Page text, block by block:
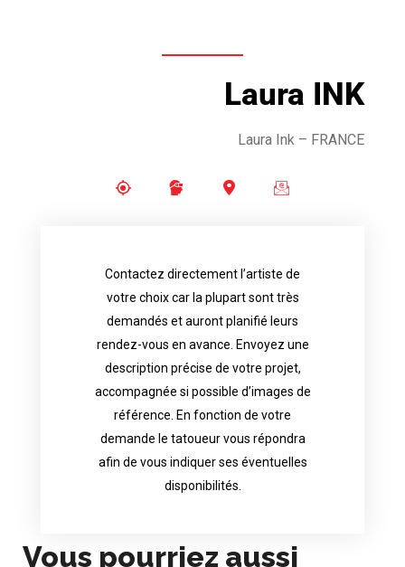
Laura INK
Laura Ink – FRANCE
Contactez directement l’artiste de
votre choix car la plupart sont très
demandés et auront planifié leurs
rendez-vous en avance. Envoyez une
description précise de votre projet,
accompagnée si possible d’images de
référence. En fonction de votre
demande le tatoueur vous répondra
afin de vous indiquer ses éventuelles
disponibilités.
Contact directly the artist of your
choice because most are in great
appointments in advance. Send an
accurate description of your project, if
possible attached with reference
images. Depending your request, the
tattoo artist will answer to tell you his
Vous pourriez aussi